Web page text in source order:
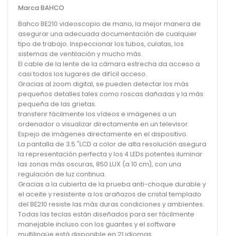
Marca BAHCO
Bahco BE210 videoscopio de mano, la mejor manera de
asegurar una adecuada documentación de cualquier
tipo de trabajo. Inspeccionar los tubos, culatas, los
sistemas de ventilación y mucho más.
El cable de la lente de la cámara estrecha da acceso a
casi todos los lugares de difícil acceso.
Gracias al zoom digital, se pueden detectar los más
pequeños detalles tales como roscas dañadas y la más
pequeña de las grietas.
transferir fácilmente los vídeos e imágenes a un
ordenador o visualizar directamente en un televisor.
Espejo de imágenes directamente en el dispositivo.
La pantalla de 3.5 "LCD a color de alta resolución asegura
la representación perfecta y los 4 LEDs potentes iluminar
las zonas más oscuras, 850 LUX (a 10 cm), con una
regulación de luz continua.
Gracias a la cubierta de la prueba anti-choque durable y
el aceite y resistente a los arañazos de cristal templado
del BE210 resiste las más duras condiciones y ambientes.
Todas las teclas están diseñados para ser fácilmente
manejable incluso con los guantes y el software
multilingüe está disponible en 21 idiomas.